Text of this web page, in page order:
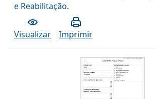
e Reabilitação.
Visualizar Imprimir